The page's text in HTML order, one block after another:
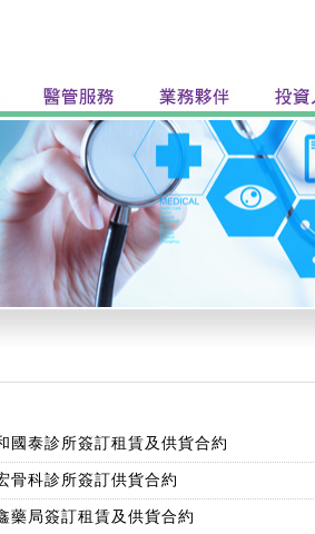
國泰診所簽訂租賃及供貨合約
骨科診所簽訂供貨合約
藥局簽訂租賃及供貨合約